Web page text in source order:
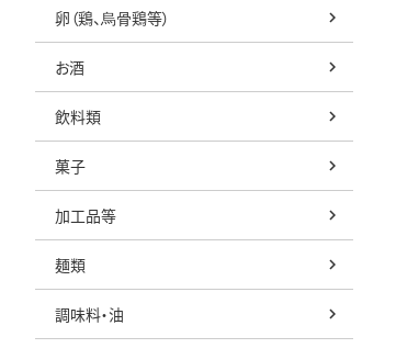
卵（鶏、烏骨鶏等）
お酒
飲料類
菓子
加工品等
麺類
調味料・油